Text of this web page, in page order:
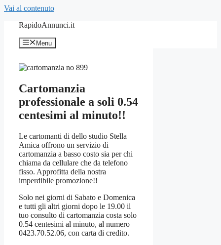
Vai al contenuto
RapidoAnnunci.it
Menu
Cartomanzia
professionale a soli 0.54
centesimi al minuto!!
Le cartomanti di dello studio Stella
Amica offrono un servizio di
cartomanzia a basso costo sia per chi
chiama da cellulare che da telefono
fisso. Approfitta della nostra
imperdibile promozione!!
Solo nei giorni di Sabato e Domenica
e tutti gli altri giorni dopo le 19.00 il
tuo consulto di cartomanzia costa solo
0.54 centesimi al minuto, al numero
0423.70.52.06, con carta di credito.